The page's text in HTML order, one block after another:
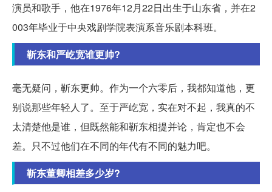
演员和歌手，他在1976年12月22日出生于山东省，并在2
003年毕业于中央戏剧学院表演系音乐剧本科班。
靳东和严屹宽谁更帅?
毫无疑问，靳东更帅。作为一个六零后，我都知道他，更
别说那些年轻人了。至于严屹宽，实在对不起，我真的不
太清楚他是谁，但既然能和靳东相提并论，肯定也不会
差。只不过他们在不同的年代有不同的魅力吧。
靳东董卿相差多少岁?